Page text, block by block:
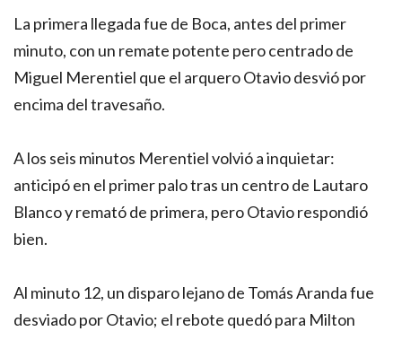
La primera llegada fue de Boca, antes del primer
minuto, con un remate potente pero centrado de
Miguel Merentiel que el arquero Otavio desvió por
encima del travesaño.
A los seis minutos Merentiel volvió a inquietar:
anticipó en el primer palo tras un centro de Lautaro
Blanco y remató de primera, pero Otavio respondió
bien.
Al minuto 12, un disparo lejano de Tomás Aranda fue
desviado por Otavio; el rebote quedó para Milton